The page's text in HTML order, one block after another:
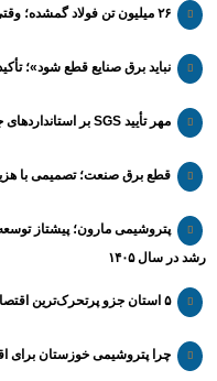
۲۶ میلیون تن فولاد گمشده؛ وقتی ناترازی انرژی بزرگ‌ترین مانع تولید می‌شود
نباید برق صنایع قطع شود»؛
مهر تأیید SGS بر استانداردهای جهانیِ شرکت عملیات اکتشاف نفت
قطع برق صنعت؛ تصمیمی با
پتروشیمی مارون؛ پیشتاز
رشد در سال ۱۴۰۵
۵ استان جزو پرتحرک‌ترین اقتصاد‌های کشور
چرا پتروشیمی خوزستان برای